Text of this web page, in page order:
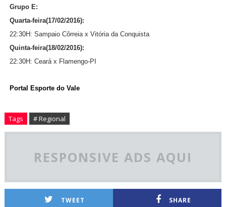
Grupo E:
Quarta-feira(17/02/2016):
22:30H: Sampaio Côrreia x Vitória da Conquista
Quinta-feira(18/02/2016):
22:30H: Ceará x Flamengo-PI
Portal Esporte do Vale
Tags # Regional
RESPONSIVE ADS AQUI
TWEET SHARE